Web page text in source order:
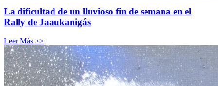
La dificultad de un lluvioso fin de semana en el
Rally de Jaaukanigás
Leer Más >>